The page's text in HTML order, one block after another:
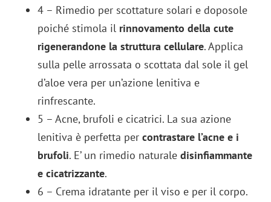
4 – Rimedio per scottature solari e doposole
poiché stimola il rinnovamento della cute
rigenerandone la struttura cellulare. Applica
sulla pelle arrossata o scottata dal sole il gel
d’aloe vera per un’azione lenitiva e
rinfrescante.
5 – Acne, brufoli e cicatrici. La sua azione
lenitiva è perfetta percontrastare l’acne e i
brufoli. E’ un rimedio naturaledisinfiammante
e cicatrizzante.
6 – Crema idratante per il viso e per il corpo.